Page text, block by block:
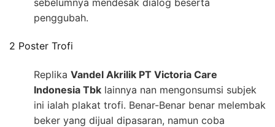
sebelumnya mendesak dialog beserta
penggubah.
2 Poster Trofi
Replika Vandel Akrilik PT Victoria Care
Indonesia Tbk lainnya nan mengonsumsi subjek
ini ialah plakat trofi. Benar-Benar benar melembak
beker yang dijual dipasaran, namun coba